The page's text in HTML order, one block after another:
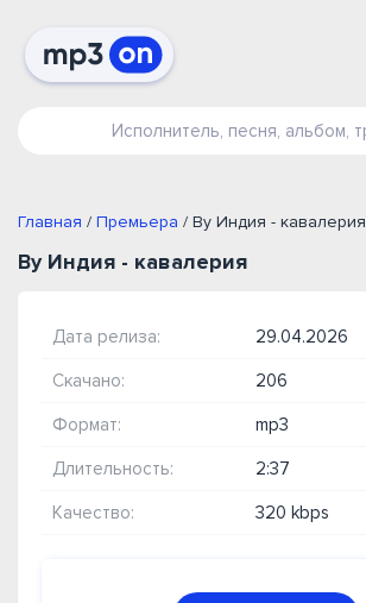
Главная / Премьера / By Индия - кавалерия
By Индия - кавалерия
Дата релиза: 29.04.2026
Скачано: 206
Формат: mp3
Длительность: 2:37
Качество: 320 kbps